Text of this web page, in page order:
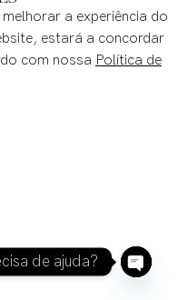
de ajuda?
a experiência do
estará a concordar
com nossa Política de